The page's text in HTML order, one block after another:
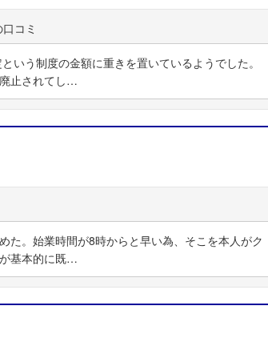
いう制度の金額に重きを置いているようでした。
止されてし…
た。始業時間が8時からと早い為、そこを本人がク
基本的に既…